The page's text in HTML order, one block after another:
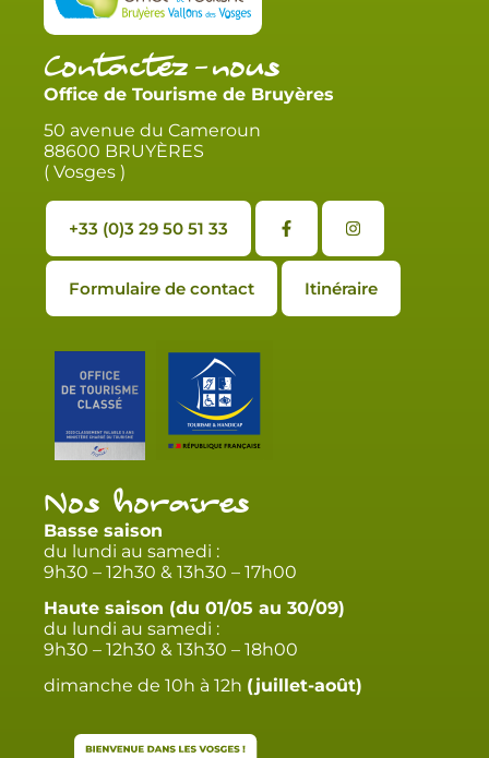
Contactez-nous
Office de Tourisme de Bruyères
50 avenue du Cameroun
88600 BRUYÈRES
( Vosges )
+33 (0)3 29 50 51 33
Formulaire de contact Itinéraire
Nos horaires
Basse saison
du lundi au samedi :
9h30 – 12h30 & 13h30 – 17h00
Haute saison (du 01/05 au 30/09)
du lundi au samedi :
9h30 – 12h30 & 13h30 – 18h00
dimanche de 10h à 12h (juillet-août)